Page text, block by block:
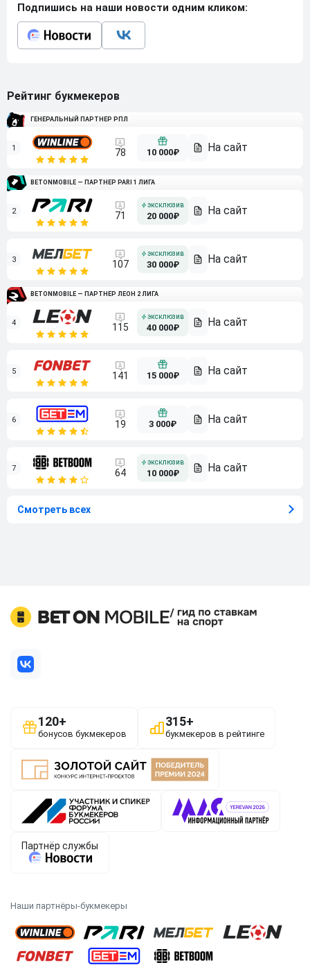
Подпишись на наши новости одним кликом:
Рейтинг букмекеров
ГЕНЕРАЛЬНЫЙ ПАРТНЕР РПЛ
1 78 10 000₽
BETONMOBILE — ПАРТНЕР PARI 1 ЛИГА
2 71 20 000₽
3 107 30 000₽
BETONMOBILE — ПАРТНЕР ЛЕОН 2 ЛИГА
4 115 40 000₽
5 141 15 000₽
6 19 3 000₽
7 64 10 000₽
Смотреть всех
Наши партнёры-букмекеры